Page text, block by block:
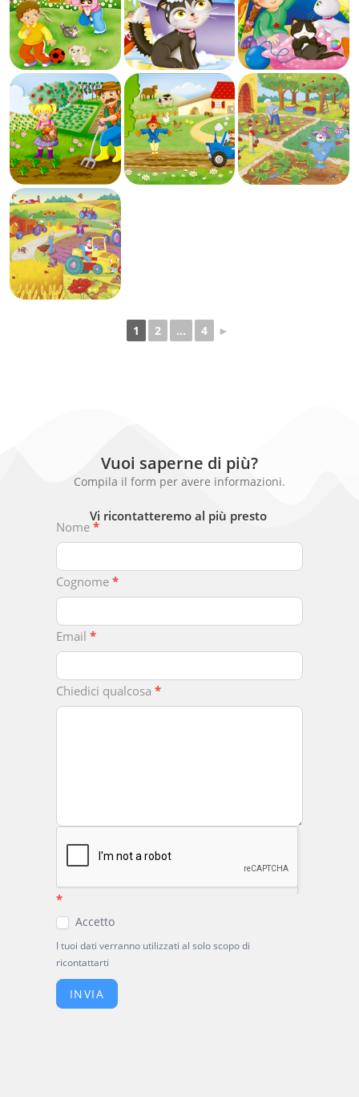
1 2 … 4 ►
Vuoi saperne di più?
Compila il form per avere informazioni.
Vi ricontatteremo al più presto
Chiedici
Qualcosa
Nome *
Cognome *
Email *
Chiedici qualcosa *
*
Accetto
I tuoi dati verranno utilizzati al solo scopo di
ricontattarti
INVIA